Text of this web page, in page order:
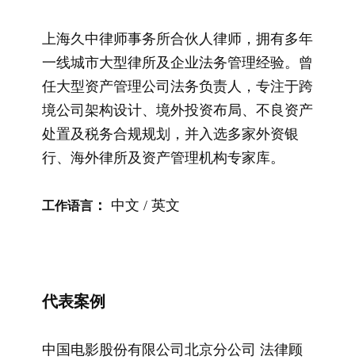
上海久中律师事务所合伙人律师，拥有多年
一线城市大型律所及企业法务管理经验。曾
任大型资产管理公司法务负责人，专注于跨
境公司架构设计、境外投资布局、不良资产
处置及税务合规规划，并入选多家外资银
行、海外律所及资产管理机构专家库。
工作语言： 中文 / 英文
代表案例
中国电影股份有限公司北京分公司 法律顾